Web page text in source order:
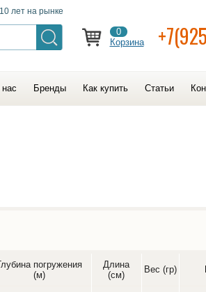
лет на рынке
0
Корзина
Бренды Как купить Статьи
погружения
(м)
Длина
(см)
Вес (гр)